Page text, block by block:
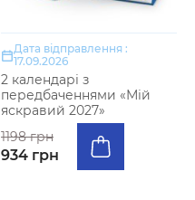
Дата відправлення :
17.09.2026
2 календарі з
передбаченнями «Мій
яскравий 2027»
1198 грн
934 грн